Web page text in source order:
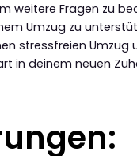
weitere Fragen zu
Umzug zu
stressfreien Umzug
in deinem neuen